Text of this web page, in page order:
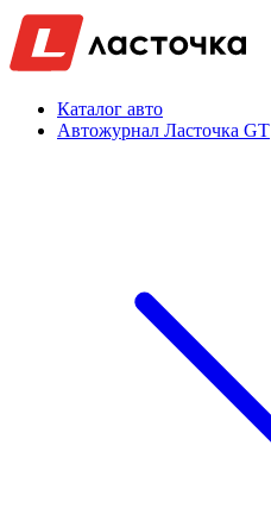
Каталог авто
Автожурнал Ласточка GT